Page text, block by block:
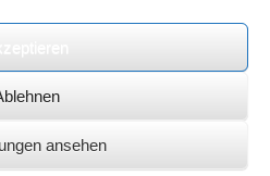
ansehen